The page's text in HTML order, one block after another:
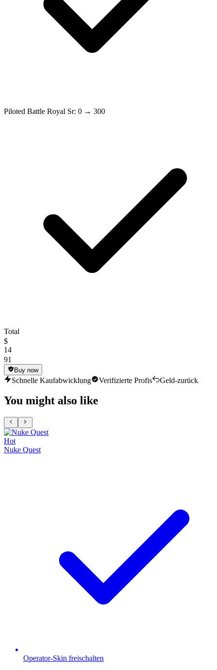
Piloted Battle Royal Sr: 0 → 300
Total
$
14
91
Buy now
Schnelle Kaufabwicklung Verifizierte Profis Geld-zurück
You might also like
Hot
Nuke Quest
Operator-Skin freischalten